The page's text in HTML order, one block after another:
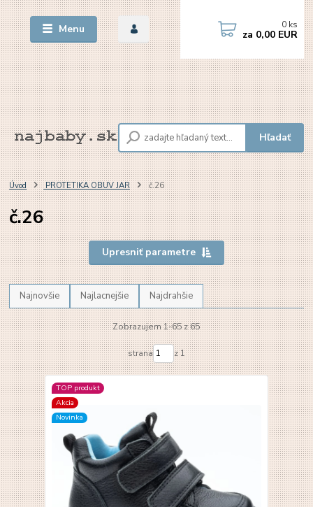
Menu
Hľadať
0 ks
za 0,00 EUR
Úvod PROTETIKA OBUV JAR č.26
č.26
Upresniť parametre
Najnovšie Najlacnejšie Najdrahšie
Zobrazujem 1-65 z 65
strana z 1
TOP produkt
Akcia
Novinka